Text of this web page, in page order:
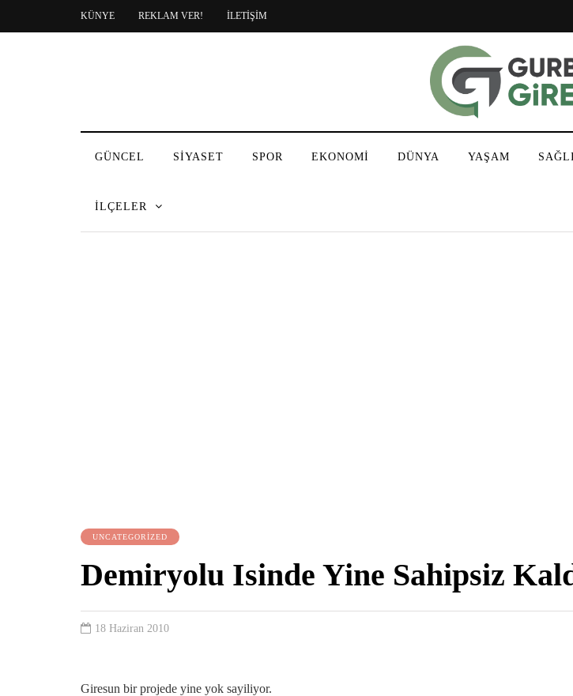
KÜNYE REKLAM VER! İLETİŞİM
GÜNCEL SİYASET SPOR EKONOMİ DÜNYA YAŞAM
İLÇELER
UNCATEGORIZED
Demiryolu Isinde Yine Sahipsiz
18 Haziran 2010
Giresun bir projede yine yok sayiliyor.